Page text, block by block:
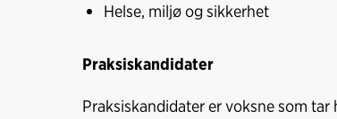
Helse, miljø og sikkerhet
Praksiskandidater
Praksiskandidater er voksne som